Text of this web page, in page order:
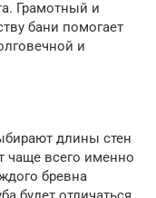
Грамотный и
бани помогает
и
длины стен
чаще всего именно
бревна